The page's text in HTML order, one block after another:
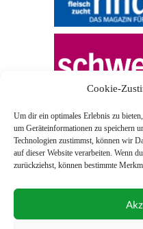
Cookie-
Um dir ein optimales Erlebnis zu
um Geräteinformationen zu speichern
Technologien zustimmst, können wir
auf dieser Website verarbeiten. Wenn
zurückziehst, können bestimmte
© 2026